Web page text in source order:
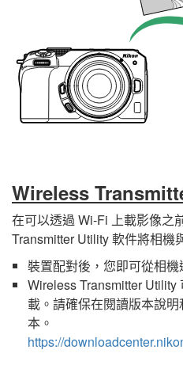
Wireless
在可以透過 Wi-Fi 上載影像之
Transmitter Utility軟件將相機
裝置配對後，您即可從相機
Wireless Transmitter Utility
載。請確保在閱讀版本說
本。
https://